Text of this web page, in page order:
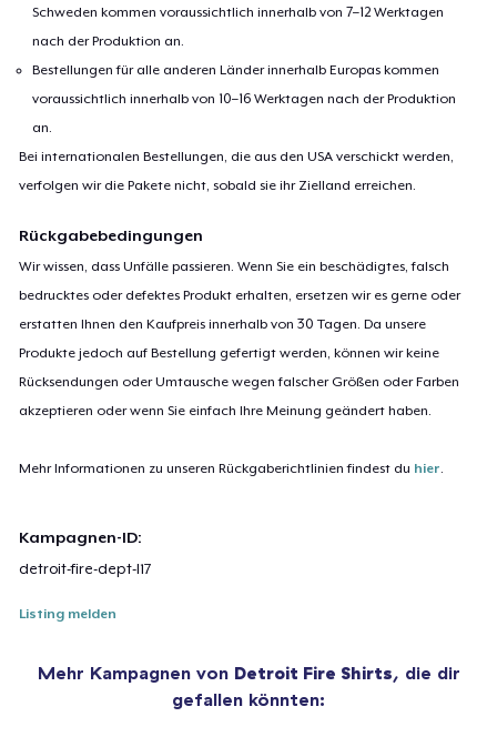
Schweden kommen voraussichtlich innerhalb von 7–12 Werktagen
nach der Produktion an.
Bestellungen für alle anderen Länder innerhalb Europas kommen
voraussichtlich innerhalb von 10–16 Werktagen nach der Produktion
an.
Bei internationalen Bestellungen, die aus den USA verschickt werden,
verfolgen wir die Pakete nicht, sobald sie ihr Zielland erreichen.
Rückgabebedingungen
Wir wissen, dass Unfälle passieren. Wenn Sie ein beschädigtes, falsch
bedrucktes oder defektes Produkt erhalten, ersetzen wir es gerne oder
erstatten Ihnen den Kaufpreis innerhalb von 30 Tagen. Da unsere
Produkte jedoch auf Bestellung gefertigt werden, können wir keine
Rücksendungen oder Umtausche wegen falscher Größen oder Farben
akzeptieren oder wenn Sie einfach Ihre Meinung geändert haben.
Mehr Informationen zu unseren Rückgaberichtlinien findest du hier.
Kampagnen-ID:
detroit-fire-dept-l17
Listing melden
Mehr Kampagnen von Detroit Fire Shirts, die dir
gefallen könnten: